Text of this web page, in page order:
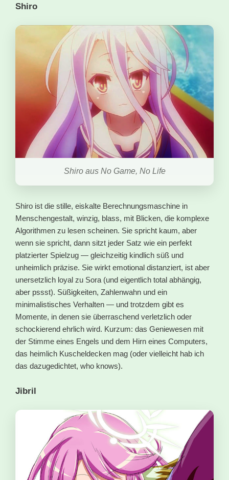
Shiro
Shiro aus No Game, No Life
Shiro ist die stille, eiskalte Berechnungsmaschine in
Menschengestalt, winzig, blass, mit Blicken, die komplexe
Algorithmen zu lesen scheinen. Sie spricht kaum, aber
wenn sie spricht, dann sitzt jeder Satz wie ein perfekt
platzierter Spielzug — gleichzeitig kindlich süß und
unheimlich präzise. Sie wirkt emotional distanziert, ist aber
unersetzlich loyal zu Sora (und eigentlich total abhängig,
aber pssst). Süßigkeiten, Zahlenwahn und ein
minimalistisches Verhalten — und trotzdem gibt es
Momente, in denen sie überraschend verletzlich oder
schockierend ehrlich wird. Kurzum: das Geniewesen mit
der Stimme eines Engels und dem Hirn eines Computers,
das heimlich Kuscheldecken mag (oder vielleicht hab ich
das dazugedichtet, who knows).
Jibril